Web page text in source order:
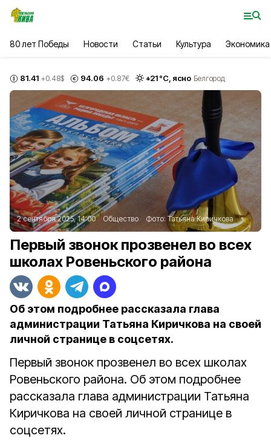
80 лет Победы Новости Статьи Культура Экономика
81.41 +0.48$ 94.06 +0.87€ +21°С, ясно Белгород
2 сентября 2025, 14:00 Общество Фото: Татьяна Киричкова
Первый звонок прозвенел во всех
школах Ровеньского района
Об этом подробнее рассказала глава
администрации Татьяна Киричкова на своей
личной странице в соцсетях.
Первый звонок прозвенел во всех школах
Ровеньского района. Об этом подробнее
рассказала глава администрации Татьяна
Киричкова на своей личной странице в
соцсетях.